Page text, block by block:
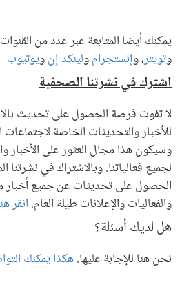
يمكنك أيضا المتابعة عبر عدد من
وتويتر، وإنستجرامولينكد إنويوتيوب
اشترك في نشرتنا الصحفية
لا تفوت فرصة الحصول على تحديث
وسيكون هذا مجال العثور على
لجميع فعالياتنا. وبالاشتراك في
الحصول على تحديثات عن جميع أخبار
والفعاليات والإعلانات طيلة العام. انقر
هل لديك أسئلة؟
نحن هنا للإجابة عليها.هكذا يمكنك